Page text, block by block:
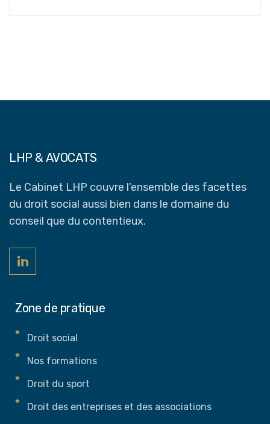
LHP & AVOCATS
Le Cabinet LHP couvre l’ensemble des facettes
du droit social aussi bien dans le domaine du
conseil que du contentieux.
Zone de pratique
Droit social
Nos formations
Droit du sport
Droit des entreprises et des associations